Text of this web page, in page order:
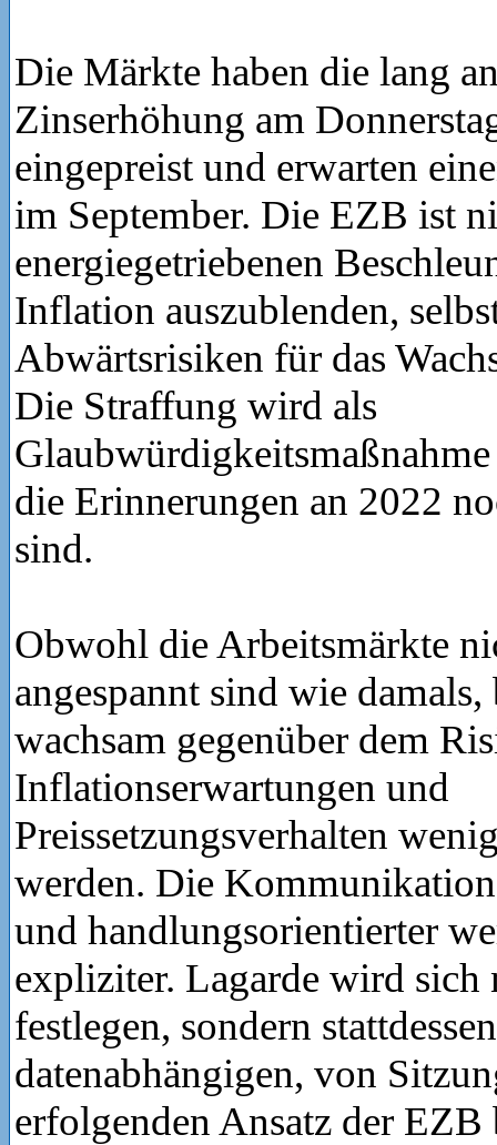
Die Märkte haben die lang
Zinserhöhung am
eingepreist und erwarten
im September. Die EZB ist
energiegetriebenen
Inflation auszublenden,
Abwärtsrisiken für das
Die Straffung wird als
die Erinnerungen an 2022
sind.
Obwohl die Arbeitsmärkte
angespannt sind wie
wachsam gegenüber dem
Inflationserwartungen und
Preissetzungsverhalten
werden. Die
und handlungsorientierter
expliziter. Lagarde wird sich
festlegen, sondern
datenabhängigen, von
erfolgenden Ansatz der EZB